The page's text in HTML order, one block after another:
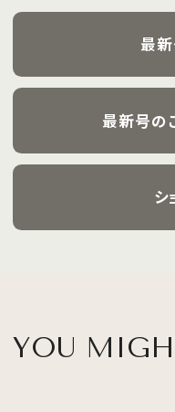
飾ります。
最
最新号の
シ
YOU